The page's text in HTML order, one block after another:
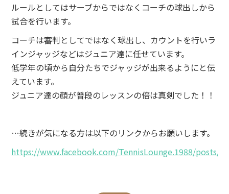
ルールとしてはサーブからではなくコーチの球出しから
試合を行います。
コーチは審判としてではなく球出し、カウントを行いラ
インジャッジなどはジュニア達に任せています。
低学年の頃から自分たちでジャッジが出来るようにと伝
えています。
ジュニア達の顔が普段のレッスンの倍は真剣でした！！
…続きが気になる方は以下のリンクからお願いします。
https://www.facebook.com/TennisLounge.1988/posts/